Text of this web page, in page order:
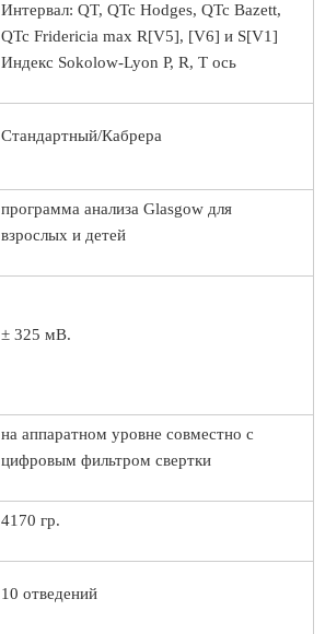
Интервал: QT, QTc Hodges, QTc Bazett,
QTc Fridericia max R[V5], [V6] и S[V1]
Индекс Sokolow-Lyon P, R, T ось
Стандартный/Кабрера
программа анализа Glasgow для
взрослых и детей
± 325 мВ.
на аппаратном уровне совместно с
цифровым фильтром свертки
4170 гр.
10 отведений